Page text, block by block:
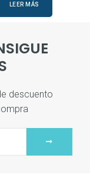
LEER MÁS
descuento